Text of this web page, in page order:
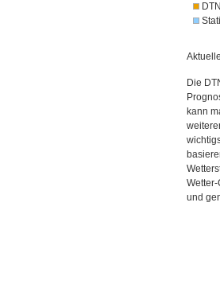
Die
kann
und